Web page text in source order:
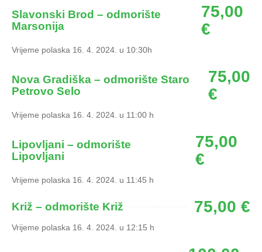
Slavonski Brod – odmorište
Marsonija
75,00
€
Vrijeme polaska 16. 4. 2024. u 10:30h
Nova Gradiška – odmorište Staro
Petrovo Selo
75,00
€
Vrijeme polaska 16. 4. 2024. u 11:00 h
Lipovljani – odmorište
Lipovljani
75,00
€
Vrijeme polaska 16. 4. 2024. u 11:45 h
Križ – odmorište Križ 75,00 €
Vrijeme polaska 16. 4. 2024. u 12:15 h